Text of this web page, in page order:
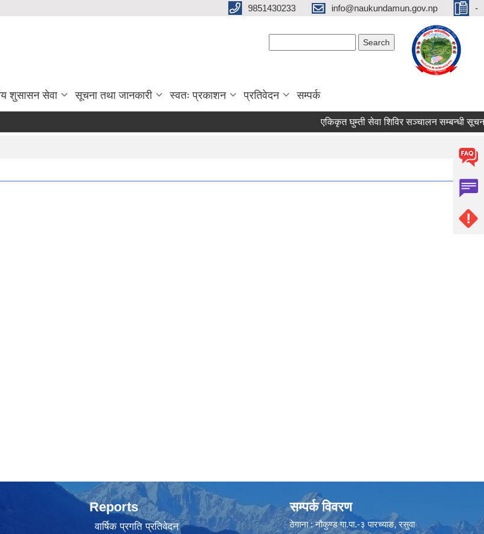
9851430233 info@naukundamun.gov.np -
शुसासन सेवा सूचना तथा जानकारी स्वतः प्रकाशन प्रतिवेदन सम्पर्क
एकिकृत घुम्ती सेवा शिविर सञ्‍चालन सम्बन्धी सूचना
Reports
वार्षिक प्रगति प्रतिवेदन
सम्पर्क विवरण
ठेगाना : नौकुण्ड गा.पा.-३ पारच्याङ, रसुवा